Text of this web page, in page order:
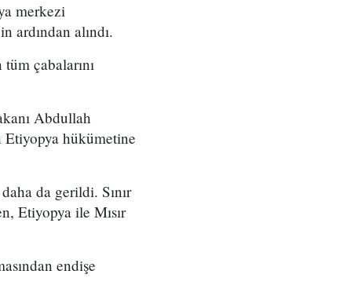
merkezi
ardından alındı.
çabalarını
Abdullah
Etiyopya hükümetine
da gerildi. Sınır
Etiyopya ile Mısır
endişe